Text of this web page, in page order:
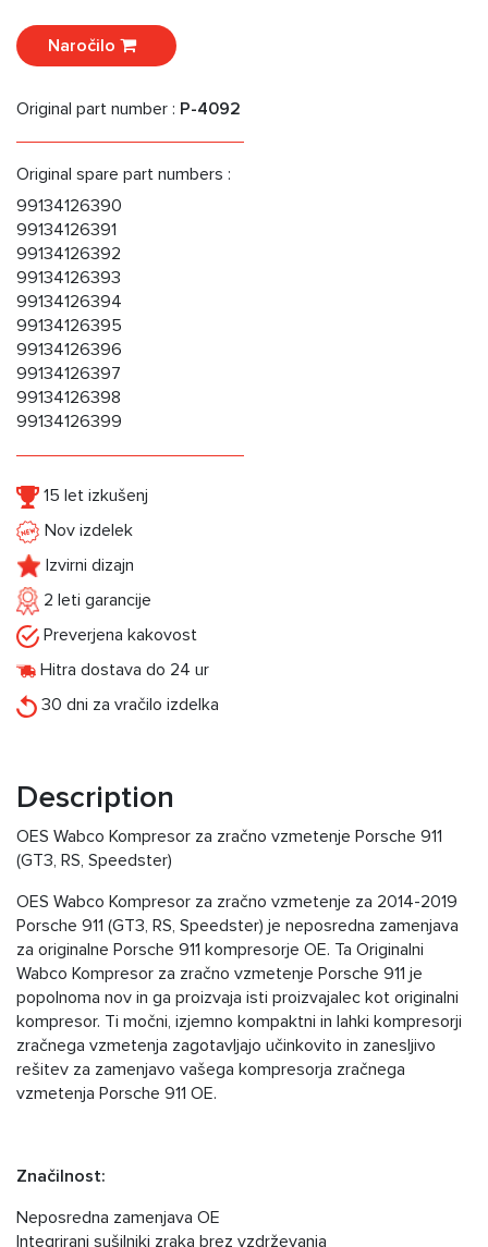
Naročilo
Original part number : P-4092
Original spare part numbers :
99134126390
99134126391
99134126392
99134126393
99134126394
99134126395
99134126396
99134126397
99134126398
99134126399
15 let izkušenj
Nov izdelek
Izvirni dizajn
2 leti garancije
Preverjena kakovost
Hitra dostava do 24 ur
30 dni za vračilo izdelka
Description
OES Wabco Kompresor za zračno vzmetenje Porsche 911
(GT3, RS, Speedster)
OES Wabco Kompresor za zračno vzmetenje za 2014-2019
Porsche 911 (GT3, RS, Speedster) je neposredna zamenjava
za originalne Porsche 911 kompresorje OE. Ta Originalni
Wabco Kompresor za zračno vzmetenje Porsche 911 je
popolnoma nov in ga proizvaja isti proizvajalec kot originalni
kompresor. Ti močni, izjemno kompaktni in lahki kompresorji
zračnega vzmetenja zagotavljajo učinkovito in zanesljivo
rešitev za zamenjavo vašega kompresorja zračnega
vzmetenja Porsche 911 OE.
Značilnost:
Neposredna zamenjava OE
Integrirani sušilniki zraka brez vzdrževanja